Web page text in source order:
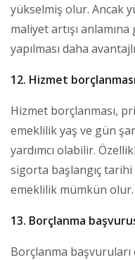
yükselmiş olur. Ancak
maliyet artışı
yapılması daha
12. Hizmet
Hizmet borçlanması,
emeklilik yaş ve gün
yardımcı olabilir.
sigorta başlangıç
emeklilik mümkün olur.
13. Borçlanma
Borçlanma